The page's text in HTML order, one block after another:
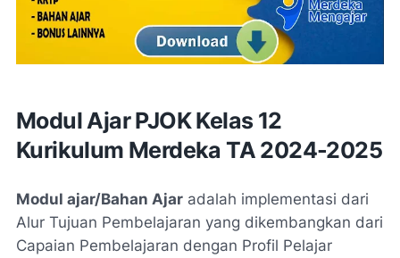
Modul Ajar PJOK Kelas 12
Kurikulum Merdeka TA 2024-2025
Modul ajar/Bahan Ajar adalah implementasi dari
Alur Tujuan Pembelajaran yang dikembangkan dari
Capaian Pembelajaran dengan Profil Pelajar